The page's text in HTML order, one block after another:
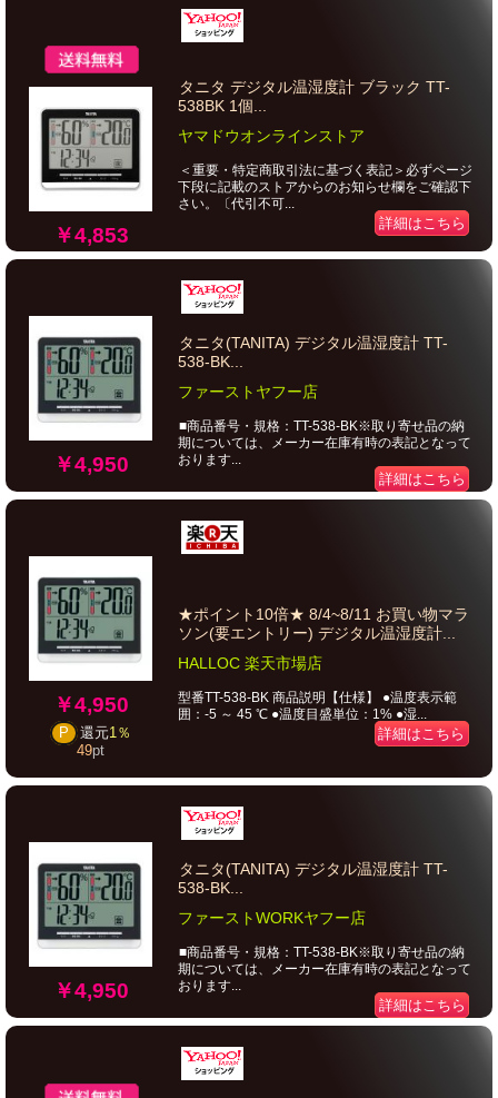
￥4,853
タニタ デジタル温湿度計 ブラック TT-
538BK 1個...
ヤマドウオンラインストア
＜重要・特定商取引法に基づく表記＞必ずページ
下段に記載のストアからのお知らせ欄をご確認下
さい。〔代引不可...
詳細はこちら
￥4,950
タニタ(TANITA) デジタル温湿度計 TT-
538-BK...
ファーストヤフー店
■商品番号・規格：TT-538-BK※取り寄せ品の納
期については、メーカー在庫有時の表記となって
おります...
詳細はこちら
￥4,950
P 還元1％
49pt
★ポイント10倍★ 8/4~8/11 お買い物マラ
ソン(要エントリー) デジタル温湿度計...
HALLOC 楽天市場店
型番TT-538-BK 商品説明【仕様】 ●温度表示範
囲：-5 ～ 45 ℃ ●温度目盛単位：1% ●湿...
詳細はこちら
￥4,950
タニタ(TANITA) デジタル温湿度計 TT-
538-BK...
ファーストWORKヤフー店
■商品番号・規格：TT-538-BK※取り寄せ品の納
期については、メーカー在庫有時の表記となって
おります...
詳細はこちら